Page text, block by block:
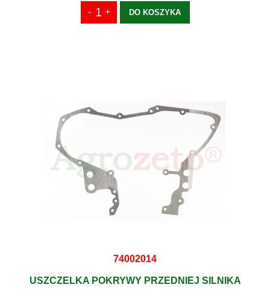
DO KOSZYKA
74002014
USZCZELKA POKRYWY PRZEDNIEJ SILNIKA